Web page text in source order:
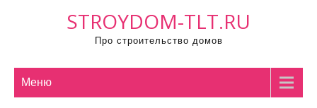
STROYDOM-TLT.RU
Про строительство домов
Меню